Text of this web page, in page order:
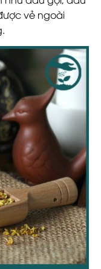
vẻ ngoài